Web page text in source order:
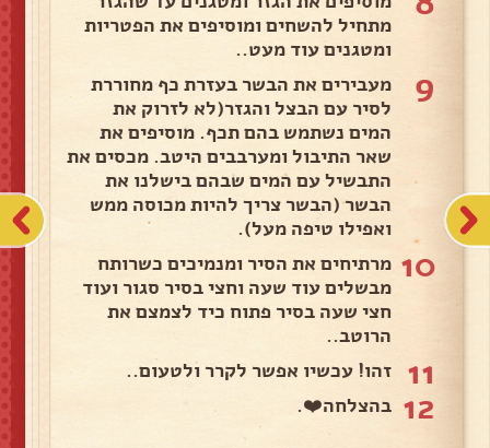
מתחיל להשחים ומוסיפים את הפטריות
ומטגנים עוד מעט..
9
מעבירים את הבשר בעזרת כף מחוררת
לסיר עם הבצל והגזר(לא לזרוק את
המים נשתמש בהם תכף. מוסיפים את
שאר התיבול ומערבבים היטב. מכסים את
התבשיל עם המים שבהם בישלנו את
הבשר (הבשר צריך להיות מכוסה ממש
ואפילו טיפה מעל).
10 מרתיחים את הסיר ומנמיכים כשרותח
מבשלים עוד שעה וחצי בסיר סגור ועוד
חצי שעה בסיר פתוח כיד לצמצם את
הרוטב..
11 זהו! עכשיו אפשר לקרר ולטעום..
12 בהצלחה❤️.